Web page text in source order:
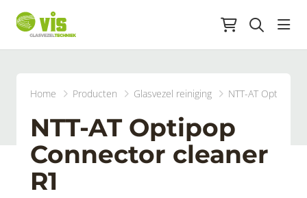
Home Producten Glasvezel reiniging NTT-AT Optipop
NTT-AT Optipop
Connector cleaner
R1